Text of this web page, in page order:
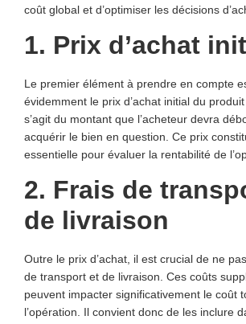
coût global et d’optimiser les décisions
1. Prix d’achat
Le premier élément à prendre en compte
évidemment le prix d’achat initial du
s’agit du montant que l’acheteur devra
acquérir le bien en question. Ce prix
essentielle pour évaluer la rentabilité de
2. Frais de
de livraison
Outre le prix d’achat, il est crucial de ne
de transport et de livraison. Ces coûts
peuvent impacter significativement le coût
l’opération. Il convient donc de les inclure